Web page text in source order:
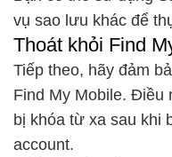
vụ sao lưu khác để
Thoát khỏi Find
Tiếp theo, hãy đảm
Find My Mobile. Điều
bị khóa từ xa sau khi
account.